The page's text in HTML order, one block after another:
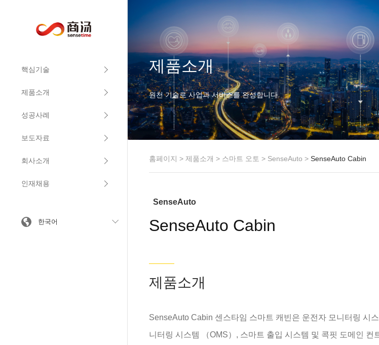
핵심기술
제품소개
성공사례
보도자료
회사소개
인재채용
한국어
제품소개
원천 기술로 사업과 서비스를 완성합니다.
홈페이지 >제품소개 > 스마트 오토 > SenseAuto >SenseAuto Cabin
SenseAuto
SenseAuto Cabin
제품소개
SenseAuto Cabin 센스타임 스마트 캐빈은 운전자 모니터링 시
니터링 시스템 （OMS）, 스마트 출입 시스템 및 콕핏 도메인 컨